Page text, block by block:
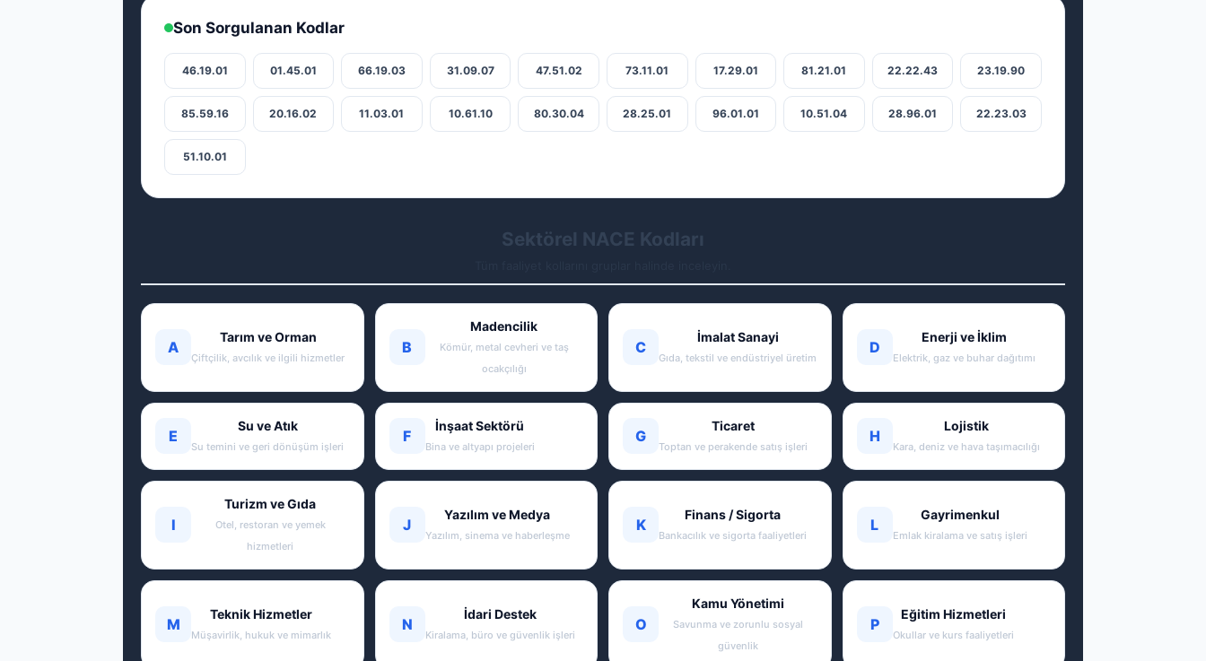
Son Sorgulanan Kodlar
46.19.01 01.45.01 66.19.03 31.09.07 47.51.02 73.11.01 17.29.01 81.21.01 22.22.43 23.19.90
85.59.16 20.16.02 11.03.01 10.61.10 80.30.04 28.25.01 96.01.01 10.51.04 28.96.01 22.23.03
51.10.01
Sektörel NACE Kodları
A
Tarım ve Orman
Çiftçilik, avcılık ve ilgili hizmetler
B
Madencilik
Kömür, metal cevheri ve taş
ocakçılığı
C
İmalat Sanayi
Gıda, tekstil ve endüstriyel üretim
D
Enerji ve İklim
Elektrik, gaz ve buhar dağıtımı
E
Su ve Atık
Su temini ve geri dönüşüm işleri
F
İnşaat Sektörü
Bina ve altyapı projeleri
G
Ticaret
Toptan ve perakende satış işleri
H
Lojistik
Kara, deniz ve hava taşımacılığı
I
Turizm ve Gıda
Otel, restoran ve yemek
hizmetleri
J
Yazılım ve Medya
Yazılım, sinema ve haberleşme
K
Finans / Sigorta
Bankacılık ve sigorta faaliyetleri
L
Gayrimenkul
Emlak kiralama ve satış işleri
M
Teknik Hizmetler
Müşavirlik, hukuk ve mimarlık
N
İdari Destek
Kiralama, büro ve güvenlik işleri
O
Kamu Yönetimi
Savunma ve zorunlu sosyal
güvenlik
P
Eğitim Hizmetleri
Okullar ve kurs faaliyetleri